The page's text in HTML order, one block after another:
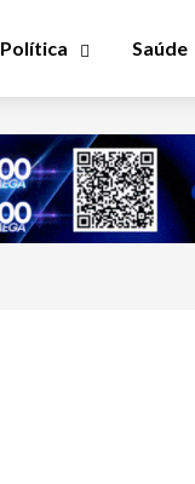
Política Saúde